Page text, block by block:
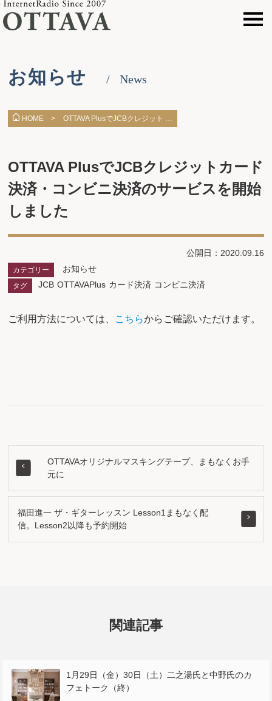
お知らせ News
HOME > OTTAVA PlusでJCBクレジット …
OTTAVA PlusでJCBクレジットカード
決済・コンビニ決済のサービスを開始
しました
公開日：2020.09.16
カテゴリー お知らせ
タグ JCB OTTAVAPlus カード決済 コンビニ決済
ご利用方法については、 こちらからご確認いただけます。
OTTAVAオリジナルマスキングテープ、まもなくお手
元に
福田進一 ザ・ギターレッスン Lesson1まもなく配
信。Lesson2以降も予約開始
関連記事
1月29日（金）30日（土）二之湯氏と中野氏のカ
フェトーク（終）